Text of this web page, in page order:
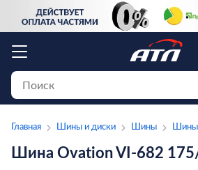
Главная Шины и диски Шины Шины
Шина Ovation VI-682